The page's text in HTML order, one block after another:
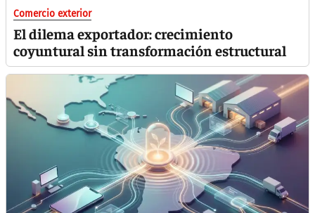
Comercio exterior
El dilema exportador: crecimiento
coyuntural sin transformación estructural